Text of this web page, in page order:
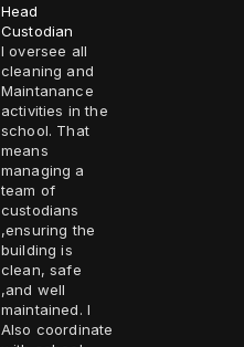
Head
Custodian
I oversee all
cleaning and
Maintanance
activities in the
school. That
means
managing a
team of
custodians
,ensuring the
building is
clean, safe
,and well
maintained. I
Also coordinate